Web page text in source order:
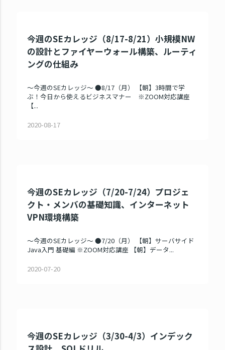
今週のSEカレッジ（8/17-8/21）小規模NW
の設計とファイヤーウォール構築、ルーティ
ングの仕組み
～今週のSEカレッジ～ ●8/17（月） 【朝】3時間で学
ぶ！今日から使えるビジネスマナー ※ZOOM対応講座
【...
2020-08-17
今週のSEカレッジ（7/20-7/24）プロジェ
クト・メンバの基礎知識、インターネット
VPN環境構築
～今週のSEカレッジ～ ●7/20（月） 【朝】サーバサイド
Java入門 基礎編 ※ZOOM対応講座 【朝】データ...
2020-07-20
今週のSEカレッジ（3/30-4/3）インデック